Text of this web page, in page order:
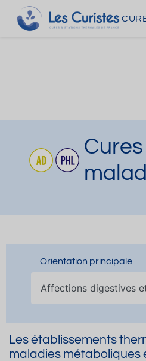
Orientation principale
Les établissements
maladies métaboliques